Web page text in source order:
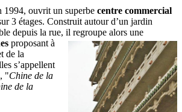
1994, ouvrit un superbe centre commercial
3 étages. Construit autour d’un jardin
depuis la rue, il regroupe alors une
proposant à
de la
s’appellent
"Chine de la
de la